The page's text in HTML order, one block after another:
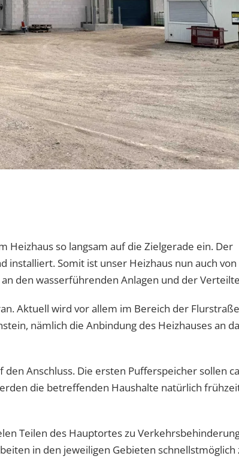
Heizhaus so langsam auf die Zielgerade ein. Der
installiert. Somit ist unser Heizhaus nun auch
den wasserführenden Anlagen und der
Aktuell wird vor allem im Bereich der
nämlich die Anbindung des Heizhauses an
Anschluss. Die ersten Pufferspeicher sollen
die betreffenden Haushalte natürlich
Teilen des Hauptortes zu
in den jeweiligen Gebieten schnellstmöglich